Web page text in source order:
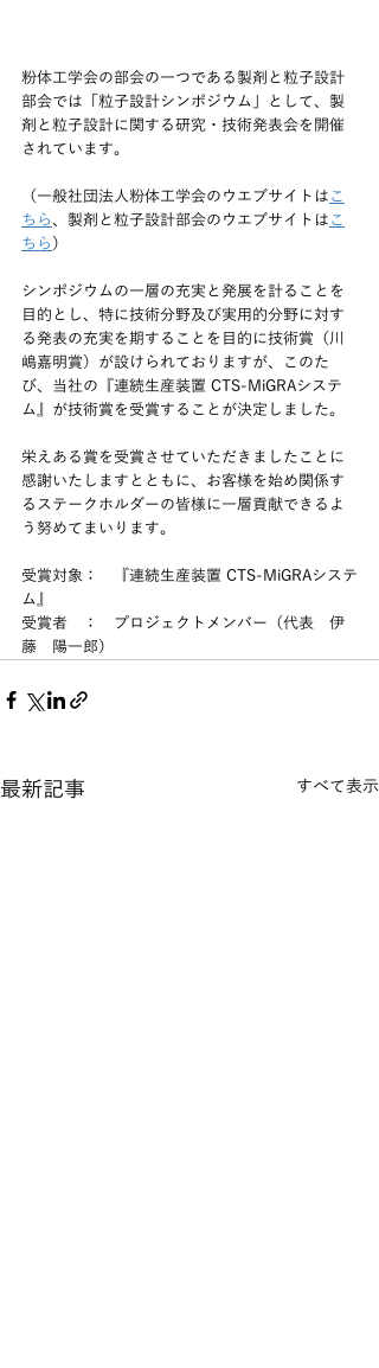
粉体工学会の部会の一つである製剤と粒子設計
部会では「粒子設計シンポジウム」として、製
剤と粒子設計に関する研究・技術発表会を開催
されています。
​（一般社団法人粉体工学会のウエブサイトは こ
ちら、製剤と粒子設計部会のウエブサイトは こ
ちら ）
シンポジウムの一層の充実と発展を計ることを
目的とし、特に技術分野及び実用的分野に対す
る発表の充実を期することを目的に技術賞（川
嶋嘉明賞）が設けられておりますが、このた
び、当社の『連続生産装置 CTS-MiGRAシステ
ム』が技術賞を受賞することが決定しました。
栄えある賞を受賞させていただきましたことに
感謝いたしますとともに、お客様を始め関係す
るステークホルダーの皆様に一層貢献できるよ
う努めてまいります。
受賞対象：　『連続生産装置 CTS-MiGRAシステ
ム』
受賞者　：　プロジェクトメンバー（代表　伊
藤　陽一郎）
最新記事 すべて表示